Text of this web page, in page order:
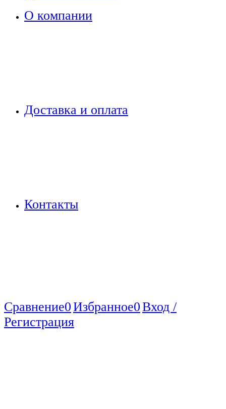
О компании
Доставка и оплата
Контакты
Сравнение0Избранное0Вход /
Регистрация